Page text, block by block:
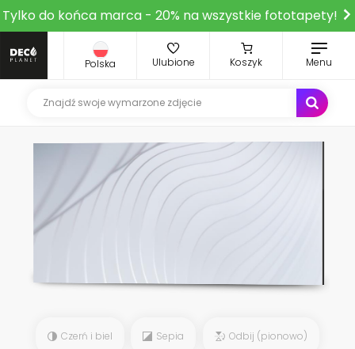
Tylko do końca marca - 20% na wszystkie fototapety!
Polska Ulubione Koszyk Menu
Czerń i biel Sepia Odbij (pionowo)